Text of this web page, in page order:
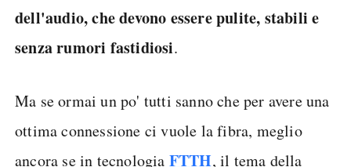
dell'audio, che devono essere pulite, stabili e
senza rumori fastidiosi.
Ma se ormai un po' tutti sanno che per avere una
ottima connessione ci vuole la fibra, meglio
ancora se in tecnologia FTTH, il tema della